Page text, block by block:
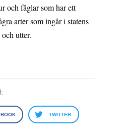
och fåglar som har ett
arter som ingår i statens
utter.
TWITTER